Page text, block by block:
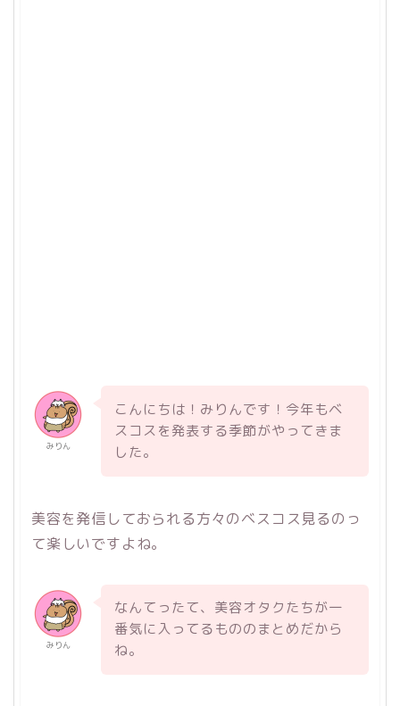
みりん
こんにちは！みりんです！今年もベ
スコスを発表する季節がやってきま
した。
美容を発信しておられる方々のベスコス見るのっ
て楽しいですよね。
みりん
なんてったて、美容オタクたちが一
番気に入ってるもののまとめだから
ね。